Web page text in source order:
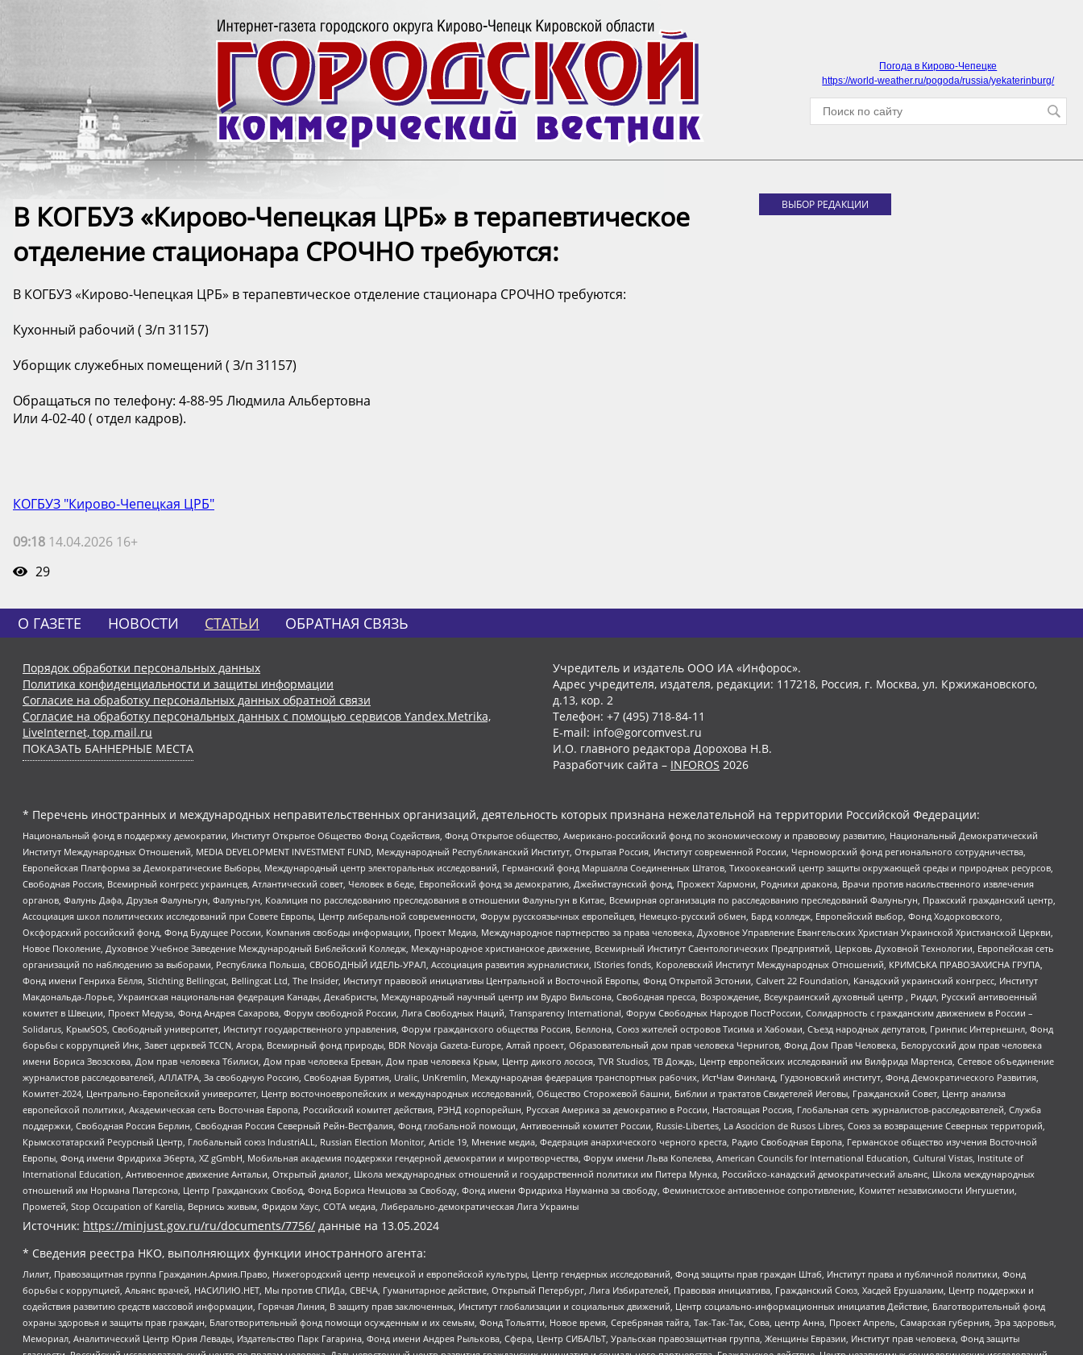
Погода в Кирово-Чепецке
https://world-weather.ru/pogoda/russia/yekaterinburg/
В КОГБУЗ «Кирово-Чепецкая ЦРБ» в терапевтическое
отделение стационара СРОЧНО требуются:
В КОГБУЗ «Кирово-Чепецкая ЦРБ» в терапевтическое отделение стационара СРОЧНО требуются:
Кухонный рабочий ( З/п 31157)
Уборщик служебных помещений ( З/п 31157)
Обращаться по телефону: 4-88-95 Людмила Альбертовна
Или 4-02-40 ( отдел кадров).
КОГБУЗ "Кирово-Чепецкая ЦРБ"
09:18 14.04.2026 16+
29
ВЫБОР РЕДАКЦИИ
О ГАЗЕТЕ НОВОСТИ СТАТЬИ ОБРАТНАЯ СВЯЗЬ
Порядок обработки персональных данных
Политика конфиденциальности и защиты информации
Согласие на обработку персональных данных обратной связи
Согласие на обработку персональных данных с помощью сервисов Yandex.Metrika,
LiveInternet, top.mail.ru
ПОКАЗАТЬ БАННЕРНЫЕ МЕСТА
Учредитель и издатель ООО ИА «Инфорос».
Адрес учредителя, издателя, редакции: 117218, Россия, г. Москва, ул. Кржижановского,
д.13, кор. 2
Телефон: +7 (495) 718-84-11
E-mail: info@gorcomvest.ru
И.О. главного редактора Дорохова Н.В.
Разработчик сайта – INFOROS 2026
* Перечень иностранных и международных неправительственных организаций, деятельность которых признана нежелательной на территории Российской Федерации:
Национальный фонд в поддержку демократии, Институт Открытое Общество Фонд Содействия, Фонд Открытое общество, Американо-российский фонд по экономическому и правовому развитию, Национальный Демократический
Институт Международных Отношений, MEDIA DEVELOPMENT INVESTMENT FUND, Международный Республиканский Институт, Открытая Россия, Институт современной России, Черноморский фонд регионального сотрудничества,
Европейская Платформа за Демократические Выборы, Международный центр электоральных исследований, Германский фонд Маршалла Соединенных Штатов, Тихоокеанский центр защиты окружающей среды и природных ресурсов,
Свободная Россия, Всемирный конгресс украинцев, Атлантический совет, Человек в беде, Европейский фонд за демократию, Джеймстаунский фонд, Прожект Хармони, Родники дракона, Врачи против насильственного извлечения
органов, Фалунь Дафа, Друзья Фалуньгун, Фалуньгун, Коалиция по расследованию преследования в отношении Фалуньгун в Китае, Всемирная организация по расследованию преследований Фалуньгун, Пражский гражданский центр,
Ассоциация школ политических исследований при Совете Европы, Центр либеральной современности, Форум русскоязычных европейцев, Немецко-русский обмен, Бард колледж, Европейский выбор, Фонд Ходорковского,
Оксфордский российский фонд, Фонд Будущее России, Компания свободы информации, Проект Медиа, Международное партнерство за права человека, Духовное Управление Евангельских Христиан Украинской Христианской Церкви,
Новое Поколение, Духовное Учебное Заведение Международный Библейский Колледж, Международное христианское движение, Всемирный Институт Саентологических Предприятий, Церковь Духовной Технологии, Европейская сеть
организаций по наблюдению за выборами, Республика Польша, СВОБОДНЫЙ ИДЕЛЬ-УРАЛ, Ассоциация развития журналистики, IStories fonds, Королевский Институт Международных Отношений, КРИМСЬКА ПРАВОЗАХИСНА ГРУПА,
Фонд имени Генриха Бёлля, Stichting Bellingcat, Bellingcat Ltd, The Insider, Институт правовой инициативы Центральной и Восточной Европы, Фонд Открытой Эстонии, Calvert 22 Foundation, Канадский украинский конгресс, Институт
Макдональда-Лорье, Украинская национальная федерация Канады, Декабристы, Международный научный центр им Вудро Вильсона, Свободная пресса, Возрождение, Всеукраинский духовный центр , Риддл, Русский антивоенный
комитет в Швеции, Проект Медуза, Фонд Андрея Сахарова, Форум свободной России, Лига Свободных Наций, Transparеncy International, Форум Свободных Народов ПостРоссии, Солидарность с гражданским движением в России –
Solidarus, КрымSOS, Свободный университет, Институт государственного управления, Форум гражданского общества Россия, Беллона, Союз жителей островов Тисима и Хабомаи, Съезд народных депутатов, Гринпис Интернешнл, Фонд
борьбы с коррупцией Инк, Завет церквей TCCN, Агора, Всемирный фонд природы, BDR Novaja Gazeta-Europe, Алтай проект, Образовательный дом прав человека Чернигов, Фонд Дом Прав Человека, Белорусский дом прав человека
имени Бориса Звозскова, Дом прав человека Тбилиси, Дом прав человека Ереван, Дом прав человека Крым, Центр дикого лосося, TVR Studios, ТВ Дождь, Центр европейских исследований им Вилфрида Мартенса, Сетевое объединение
журналистов расследователей, АЛЛАТРА, За свободную Россию, Свободная Бурятия, Uralic, UnKremlin, Международная федерация транспортных рабочих, ИстЧам Финланд, Гудзоновский институт, Фонд Демократического Развития,
Комитет-2024, Центрально-Европейский университет, Центр восточноевропейских и международных исследований, Общество Сторожевой башни, Библии и трактатов Свидетелей Иеговы, Гражданский Совет, Центр анализа
европейской политики, Академическая сеть Восточная Европа, Российский комитет действия, РЭНД корпорейшн, Русская Америка за демократию в России, Настоящая Россия, Глобальная сеть журналистов-расследователей, Служба
поддержки, Свободная Россия Берлин, Свободная Россия Северный Рейн-Вестфалия, Фонд глобальной помощи, Антивоенный комитет России, Russie-Libertes, La Asocicion de Rusos Libres, Союз за возвращение Северных территорий,
Крымскотатарский Ресурсный Центр, Глобальный союз IndustriALL, Russian Election Monitor, Article 19, Мнение медиа, Федерация анархического черного креста, Радио Свободная Европа, Германское общество изучения Восточной
Европы, Фонд имени Фридриха Эберта, XZ gGmbH, Мобильная академия поддержки гендерной демократии и миротворчества, Форум имени Льва Копелева, American Councils for International Education, Cultural Vistas, Institute of
International Education, Антивоенное движение Антальи, Открытый диалог, Школа международных отношений и государственной политики им Питера Мунка, Российско-канадский демократический альянс, Школа международных
отношений им Нормана Патерсона, Центр Гражданских Свобод, Фонд Бориса Немцова за Свободу, Фонд имени Фридриха Науманна за свободу, Феминистское антивоенное сопротивление, Комитет независимости Ингушетии,
Прометей, Stop Occupation of Karelia, Вернись живым, Фридом Хаус, СОТА медиа, Либерально-демократическая Лига Украины
Источник: https://minjust.gov.ru/ru/documents/7756/ данные на 13.05.2024
* Сведения реестра НКО, выполняющих функции иностранного агента:
Лилит, Правозащитная группа Гражданин.Армия.Право, Нижегородский центр немецкой и европейской культуры, Центр гендерных исследований, Фонд защиты прав граждан Штаб, Институт права и публичной политики, Фонд
борьбы с коррупцией, Альянс врачей, НАСИЛИЮ.НЕТ, Мы против СПИДа, СВЕЧА, Гуманитарное действие, Открытый Петербург, Лига Избирателей, Правовая инициатива, Гражданский Союз, Хасдей Ерушалаим, Центр поддержки и
содействия развитию средств массовой информации, Горячая Линия, В защиту прав заключенных, Институт глобализации и социальных движений, Центр социально-информационных инициатив Действие, Благотворительный фонд
охраны здоровья и защиты прав граждан, Благотворительный фонд помощи осужденным и их семьям, Фонд Тольятти, Новое время, Серебряная тайга, Так-Так-Так, Сова, центр Анна, Проект Апрель, Самарская губерния, Эра здоровья,
Мемориал, Аналитический Центр Юрия Левады, Издательство Парк Гагарина, Фонд имени Андрея Рылькова, Сфера, Центр СИБАЛЬТ, Уральская правозащитная группа, Женщины Евразии, Институт прав человека, Фонд защиты